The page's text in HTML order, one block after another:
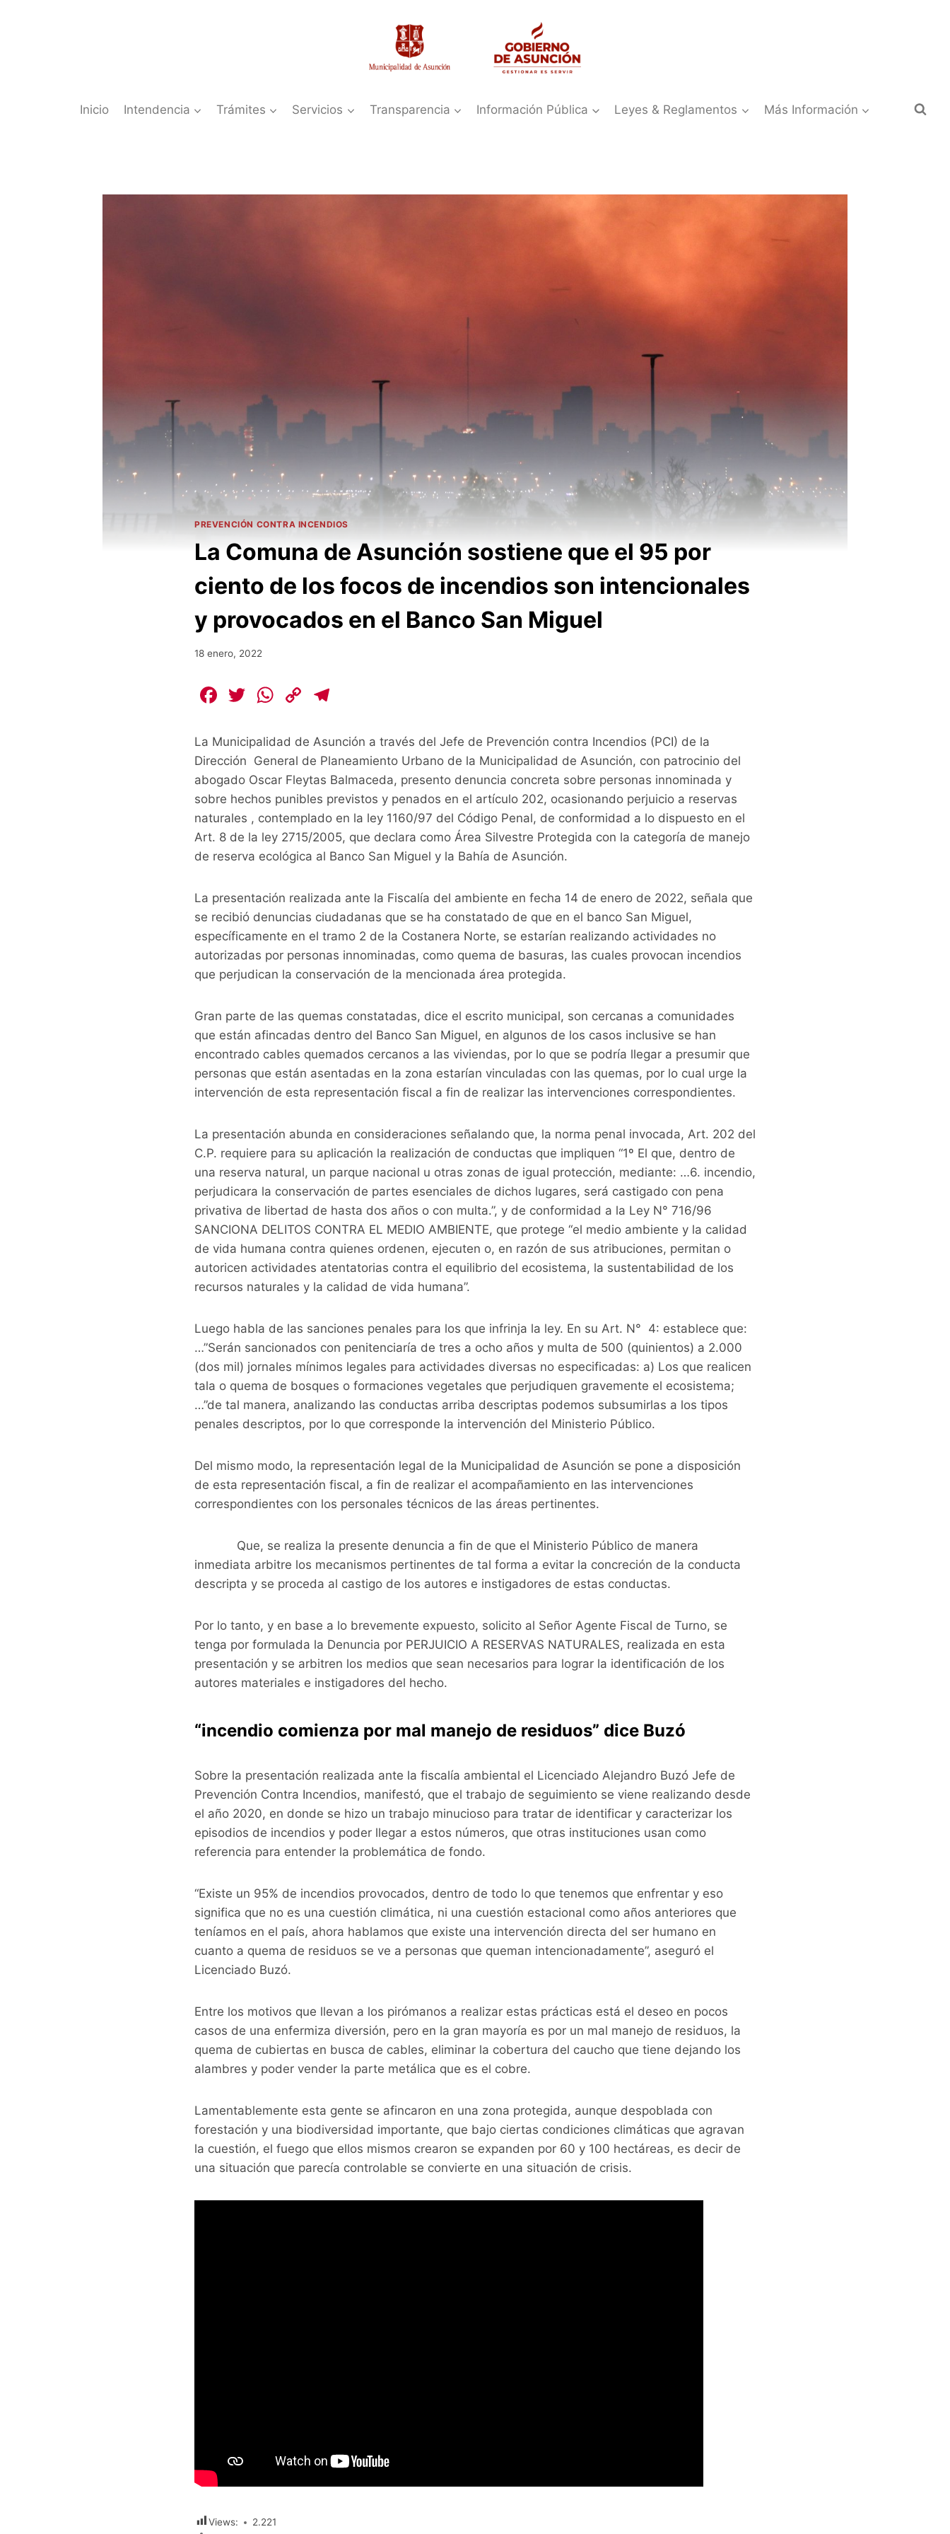
Inicio Intendencia Trámites Servicios Transparencia Información Pública Leyes & Reglamentos Más Información
PREVENCIÓN CONTRA INCENDIOS
La Comuna de Asunción sostiene que el 95 por
ciento de los focos de incendios son intencionales
y provocados en el Banco San Miguel
18 enero, 2022
F
c
e
b
o
o
k
T
itt
er
W
at
s
A
p
p
C
p
y
Li
n
k
e
gr
a
m
La Municipalidad de Asunción a través del Jefe de Prevención contra Incendios (PCI) de la
Dirección General de Planeamiento Urbano de la Municipalidad de Asunción, con patrocinio del
abogado Oscar Fleytas Balmaceda, presento denuncia concreta sobre personas innominada y
sobre hechos punibles previstos y penados en el artículo 202, ocasionando perjuicio a reservas
naturales , contemplado en la ley 1160/97 del Código Penal, de conformidad a lo dispuesto en el
Art. 8 de la ley 2715/2005, que declara como Área Silvestre Protegida con la categoría de manejo
de reserva ecológica al Banco San Miguel y la Bahía de Asunción.
La presentación realizada ante la Fiscalía del ambiente en fecha 14 de enero de 2022, señala que
se recibió denuncias ciudadanas que se ha constatado de que en el banco San Miguel,
específicamente en el tramo 2 de la Costanera Norte, se estarían realizando actividades no
autorizadas por personas innominadas, como quema de basuras, las cuales provocan incendios
que perjudican la conservación de la mencionada área protegida.
Gran parte de las quemas constatadas, dice el escrito municipal, son cercanas a comunidades
que están afincadas dentro del Banco San Miguel, en algunos de los casos inclusive se han
encontrado cables quemados cercanos a las viviendas, por lo que se podría llegar a presumir que
personas que están asentadas en la zona estarían vinculadas con las quemas, por lo cual urge la
intervención de esta representación fiscal a fin de realizar las intervenciones correspondientes.
La presentación abunda en consideraciones señalando que, la norma penal invocada, Art. 202 del
C.P. requiere para su aplicación la realización de conductas que impliquen “1º El que, dentro de
una reserva natural, un parque nacional u otras zonas de igual protección, mediante: …6. incendio,
perjudicara la conservación de partes esenciales de dichos lugares, será castigado con pena
privativa de libertad de hasta dos años o con multa.”, y de conformidad a la Ley N° 716/96
SANCIONA DELITOS CONTRA EL MEDIO AMBIENTE, que protege “el medio ambiente y la calidad
de vida humana contra quienes ordenen, ejecuten o, en razón de sus atribuciones, permitan o
autoricen actividades atentatorias contra el equilibrio del ecosistema, la sustentabilidad de los
recursos naturales y la calidad de vida humana”.
Luego habla de las sanciones penales para los que infrinja la ley. En su Art. N° 4: establece que:
…”Serán sancionados con penitenciaría de tres a ocho años y multa de 500 (quinientos) a 2.000
(dos mil) jornales mínimos legales para actividades diversas no especificadas: a) Los que realicen
tala o quema de bosques o formaciones vegetales que perjudiquen gravemente el ecosistema;
…”de tal manera, analizando las conductas arriba descriptas podemos subsumirlas a los tipos
penales descriptos, por lo que corresponde la intervención del Ministerio Público.
Del mismo modo, la representación legal de la Municipalidad de Asunción se pone a disposición
de esta representación fiscal, a fin de realizar el acompañamiento en las intervenciones
correspondientes con los personales técnicos de las áreas pertinentes.
Que, se realiza la presente denuncia a fin de que el Ministerio Público de manera
inmediata arbitre los mecanismos pertinentes de tal forma a evitar la concreción de la conducta
descripta y se proceda al castigo de los autores e instigadores de estas conductas.
Por lo tanto, y en base a lo brevemente expuesto, solicito al Señor Agente Fiscal de Turno, se
tenga por formulada la Denuncia por PERJUICIO A RESERVAS NATURALES, realizada en esta
presentación y se arbitren los medios que sean necesarios para lograr la identificación de los
autores materiales e instigadores del hecho.
“incendio comienza por mal manejo de residuos” dice Buzó
Sobre la presentación realizada ante la fiscalía ambiental el Licenciado Alejandro Buzó Jefe de
Prevención Contra Incendios, manifestó, que el trabajo de seguimiento se viene realizando desde
el año 2020, en donde se hizo un trabajo minucioso para tratar de identificar y caracterizar los
episodios de incendios y poder llegar a estos números, que otras instituciones usan como
referencia para entender la problemática de fondo.
“Existe un 95% de incendios provocados, dentro de todo lo que tenemos que enfrentar y eso
significa que no es una cuestión climática, ni una cuestión estacional como años anteriores que
teníamos en el país, ahora hablamos que existe una intervención directa del ser humano en
cuanto a quema de residuos se ve a personas que queman intencionadamente”, aseguró el
Licenciado Buzó.
Entre los motivos que llevan a los pirómanos a realizar estas prácticas está el deseo en pocos
casos de una enfermiza diversión, pero en la gran mayoría es por un mal manejo de residuos, la
quema de cubiertas en busca de cables, eliminar la cobertura del caucho que tiene dejando los
alambres y poder vender la parte metálica que es el cobre.
Lamentablemente esta gente se afincaron en una zona protegida, aunque despoblada con
forestación y una biodiversidad importante, que bajo ciertas condiciones climáticas que agravan
la cuestión, el fuego que ellos mismos crearon se expanden por 60 y 100 hectáreas, es decir de
una situación que parecía controlable se convierte en una situación de crisis.
Views: 2.221